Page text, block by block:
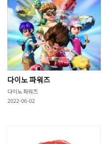
다이노 파워즈
다이노 파워즈
2022-06-02